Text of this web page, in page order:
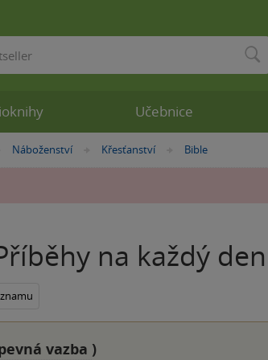
»
Náboženství »
Křesťanství »
Bible
na každý den
vazba )
Učebnice